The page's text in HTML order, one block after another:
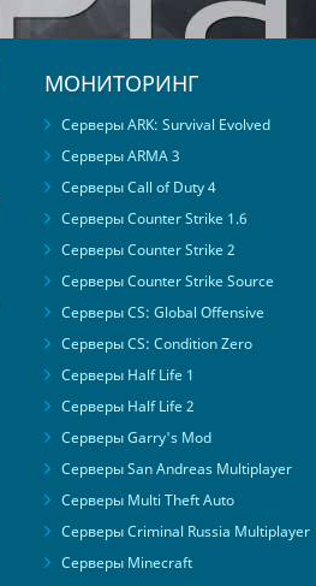
МОНИТОРИНГ
Серверы ARK: Survival Evolved
Серверы ARMA 3
Серверы Call of Duty 4
Серверы Counter Strike 1.6
Серверы Counter Strike 2
Серверы Counter Strike Source
Серверы CS: Global Offensive
Серверы CS: Condition Zero
Серверы Half Life 1
Серверы Half Life 2
Серверы Garry's Mod
Серверы San Andreas Multiplayer
Серверы Multi Theft Auto
Серверы Criminal Russia Multiplayer
Серверы Minecraft